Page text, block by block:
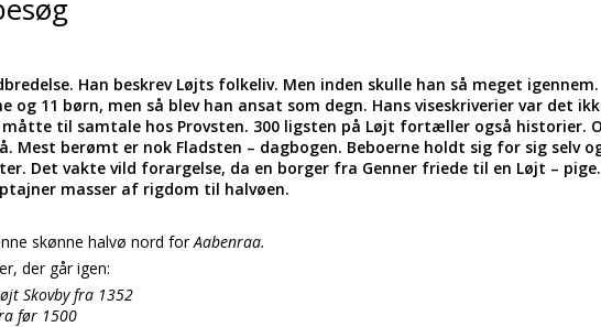
Han beskrev Løjts folkeliv. Men inden skulle han så meget igennem.
og 11 børn, men så blev han ansat som degn. Hans viseskriverier var det
til samtale hos Provsten. 300 ligsten på Løjt fortæller også historier.
Mest berømt er nok Fladsten – dagbogen. Beboerne holdt sig for sig selv
Det vakte vild forargelse, da en borger fra Genner friede til en Løjt – pige.
masser af rigdom til halvøen.
skønne halvø nord forAabenraa.
der går igen:
Skovby fra 1352
før 1500